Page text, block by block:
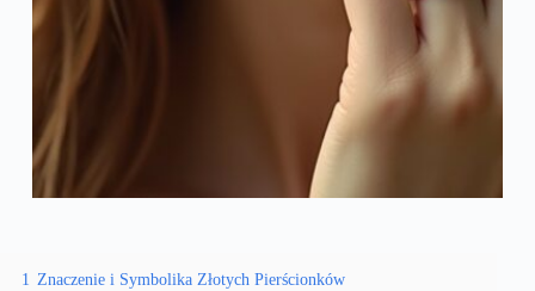
1 Znaczenie i Symbolika Złotych Pierścionków